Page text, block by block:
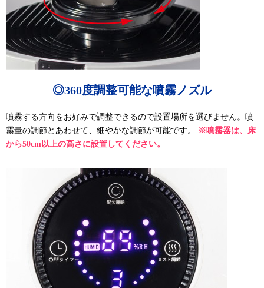
◎360度調整可能な噴霧ノズル
噴霧する方向をお好みで調整できるので設置場所を選びません。噴
霧量の調節とあわせて、細やかな調節が可能です。
※噴霧器は、床
から50cm以上の高さに設置してください。